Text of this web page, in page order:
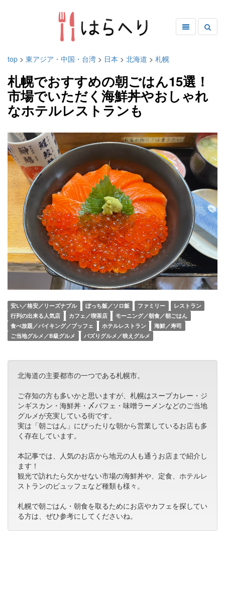
top > 東アジア・中国・台湾 > 日本 > 北海道 > 札幌
札幌でおすすめの朝ごはん15選！
市場でいただく海鮮丼やおしゃれ
なホテルレストランも
安い／格安／リーズナブル ぼっち飯／ソロ飯 ファミリー
レストラン
行列の出来る人気店
カフェ／喫茶店
モーニング／朝食／朝ごはん
食べ放題／バイキング／ブッフェ
ホテルレストラン
海鮮／寿司
ご当地グルメ／B級グルメ
バズりグルメ／映えグルメ
北海道の主要都市の一つである札幌市。
ご存知の方も多いかと思いますが、札幌はスープカレー・ジ
ンギスカン・海鮮丼・〆パフェ・味噌ラーメンなどのご当地
グルメが充実している街です。
実は「朝ごはん」にぴったりな朝から営業しているお店も多
く存在しています。
本記事では、人気のお店から地元の人も通うお店まで紹介し
ます！
観光で訪れたら欠かせない市場の海鮮丼や、定食、ホテルレ
ストランのビュッフェなど種類も様々。
札幌で朝ごはん・朝食を取るためにお店やカフェを探してい
る方は、ぜひ参考にしてくださいね。